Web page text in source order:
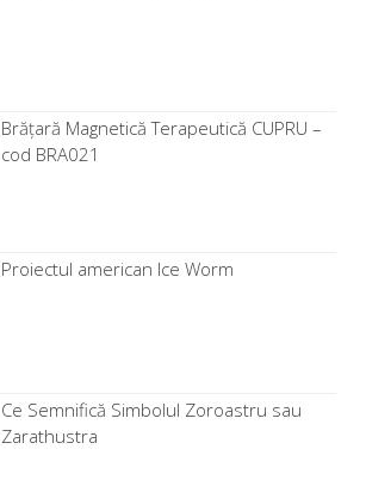
Brăţară Magnetică Terapeutică CUPRU –
cod BRA021
Proiectul american Ice Worm
Ce Semnifică Simbolul Zoroastru sau
Zarathustra